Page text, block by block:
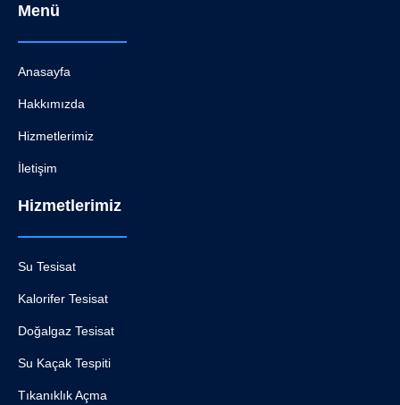
Menü
Anasayfa
Hakkımızda
Hizmetlerimiz
İletişim
Hizmetlerimiz
Su Tesisat
Kalorifer Tesisat
Doğalgaz Tesisat
Su Kaçak Tespiti
Tıkanıklık Açma